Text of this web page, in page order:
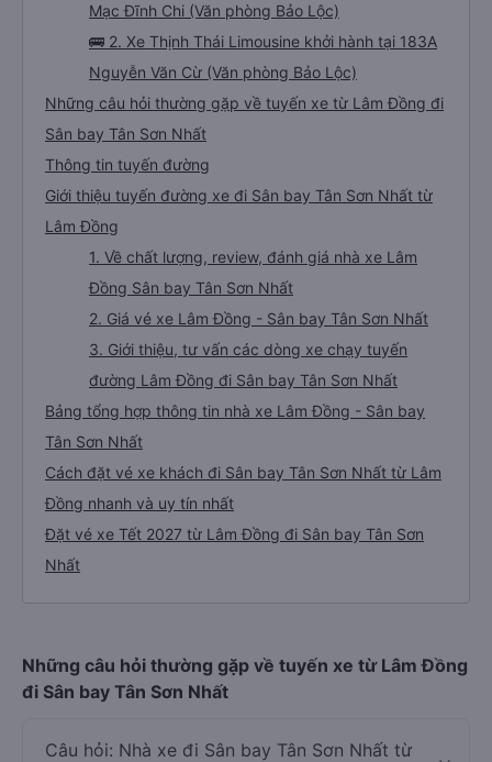
Mạc Đĩnh Chi (Văn phòng Bảo Lộc)
🚌 2. Xe Thịnh Thái Limousine khởi hành tại 183A
Nguyễn Văn Cừ (Văn phòng Bảo Lộc)
Những câu hỏi thường gặp về tuyến xe từ Lâm Đồng đi
Sân bay Tân Sơn Nhất
Thông tin tuyến đường
Giới thiệu tuyến đường xe đi Sân bay Tân Sơn Nhất từ
Lâm Đồng
1. Về chất lượng, review, đánh giá nhà xe Lâm
Đồng Sân bay Tân Sơn Nhất
2. Giá vé xe Lâm Đồng - Sân bay Tân Sơn Nhất
3. Giới thiệu, tư vấn các dòng xe chạy tuyến
đường Lâm Đồng đi Sân bay Tân Sơn Nhất
Bảng tổng hợp thông tin nhà xe Lâm Đồng - Sân bay
Tân Sơn Nhất
Cách đặt vé xe khách đi Sân bay Tân Sơn Nhất từ Lâm
Đồng nhanh và uy tín nhất
Đặt vé xe Tết 2027 từ Lâm Đồng đi Sân bay Tân Sơn
Nhất
Những câu hỏi thường gặp về tuyến xe từ Lâm Đồng
đi Sân bay Tân Sơn Nhất
Câu hỏi: Nhà xe đi Sân bay Tân Sơn Nhất từ